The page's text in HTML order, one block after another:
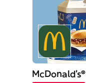
McDonald's®